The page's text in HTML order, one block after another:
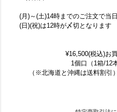
(月)～(土)14時までのご注文で当
(日)(祝)は12時が〆切となります
¥16,500(税込)お
1個口（1箱/12
（※北海道と沖縄は送料割引